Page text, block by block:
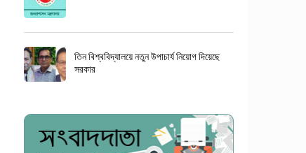
তিন বিশ্ববিদ্যালয়ে নতুন উপাচার্য নিয়োগ দিয়েছে
সরকার